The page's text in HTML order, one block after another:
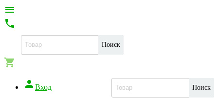


Поиск

Поиск
 Вход